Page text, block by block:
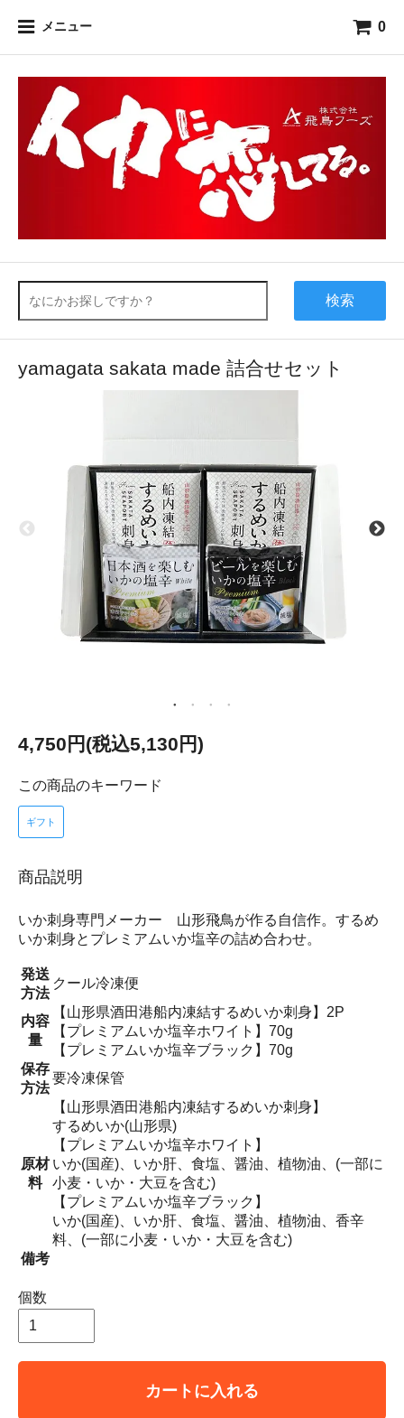
メニュー 0
検索
yamagata sakata made 詰合せセット
4,750円(税込5,130円)
この商品のキーワード
ギフト
商品説明
いか刺身専門メーカー 山形飛鳥が作る自信作。するめ
いか刺身とプレミアムいか塩辛の詰め合わせ。
発送
方法
クール冷凍便
内容
量
【山形県酒田港船内凍結するめいか刺身】2P
【プレミアムいか塩辛ホワイト】70g
【プレミアムいか塩辛ブラック】70g
保存
方法
要冷凍保管
原材
料
【山形県酒田港船内凍結するめいか刺身】
するめいか(山形県)
【プレミアムいか塩辛ホワイト】
いか(国産)、いか肝、食塩、醤油、植物油、(一部に
小麦・いか・大豆を含む)
【プレミアムいか塩辛ブラック】
いか(国産)、いか肝、食塩、醤油、植物油、香辛
料、(一部に小麦・いか・大豆を含む)
備考
個数
カートに入れる